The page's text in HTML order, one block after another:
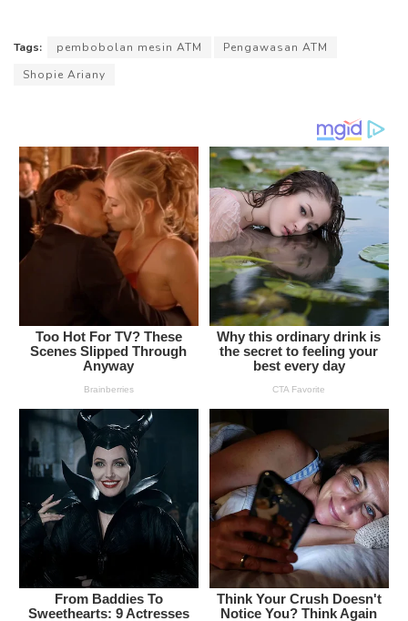
Tags: pembobolan mesin ATM
Pengawasan ATM
Shopie Ariany